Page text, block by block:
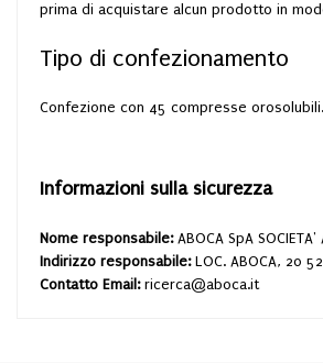
prima di acquistare alcun prodotto in
Tipo di confezionamento
Confezione con 45 compresse orosolubili.
Informazioni sulla sicurezza
Nome responsabile: ABOCA SpA SOCIETA'
Indirizzo responsabile: LOC. ABOCA, 20
Contatto Email: ricerca@aboca.it